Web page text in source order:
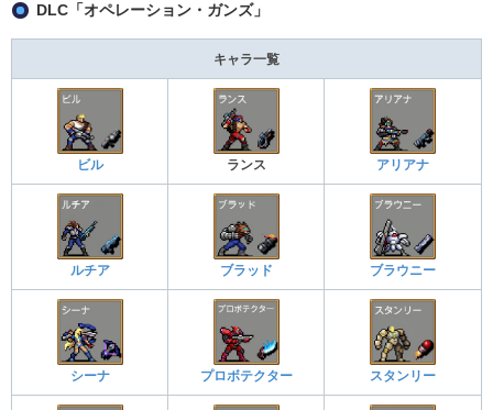
DLC「オペレーション・ガンズ」
キャラ一覧
ビル ランス アリアナ
ルチア ブラッド ブラウニー
シーナ プロボテクター スタンリー